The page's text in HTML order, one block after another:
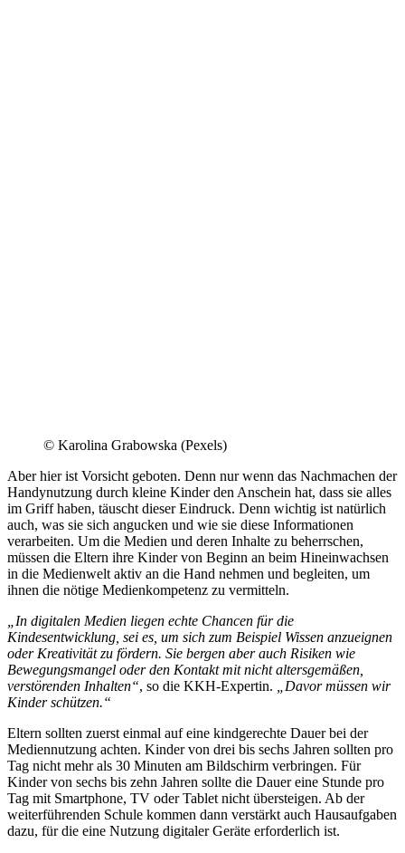
© Karolina Grabowska (Pexels)
Aber hier ist Vorsicht geboten. Denn nur wenn das Nachmachen der
Handynutzung durch kleine Kinder den Anschein hat, dass sie alles
im Griff haben, täuscht dieser Eindruck. Denn wichtig ist natürlich
auch, was sie sich angucken und wie sie diese Informationen
verarbeiten. Um die Medien und deren Inhalte zu beherrschen,
müssen die Eltern ihre Kinder von Beginn an beim Hineinwachsen
in die Medienwelt aktiv an die Hand nehmen und begleiten, um
ihnen die nötige Medienkompetenz zu vermitteln.
„In digitalen Medien liegen echte Chancen für die
Kindesentwicklung, sei es, um sich zum Beispiel Wissen anzueignen
oder Kreativität zu fördern. Sie bergen aber auch Risiken wie
Bewegungsmangel oder den Kontakt mit nicht altersgemäßen,
verstörenden Inhalten“, so die KKH-Expertin. „Davor müssen wir
Kinder schützen.“
Eltern sollten zuerst einmal auf eine kindgerechte Dauer bei der
Mediennutzung achten. Kinder von drei bis sechs Jahren sollten pro
Tag nicht mehr als 30 Minuten am Bildschirm verbringen. Für
Kinder von sechs bis zehn Jahren sollte die Dauer eine Stunde pro
Tag mit Smartphone, TV oder Tablet nicht übersteigen. Ab der
weiterführenden Schule kommen dann verstärkt auch Hausaufgaben
dazu, für die eine Nutzung digitaler Geräte erforderlich ist.